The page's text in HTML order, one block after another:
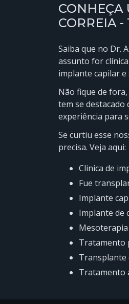
CONHEÇA
CORREIA
Saiba que no Dr.
assunto for
implante capilar
Não fique de
tem se
experiência para
Se curtiu esse
precisa. Veja aqui:
clinica de
fue
implante
implante de
tratamento
tratamento